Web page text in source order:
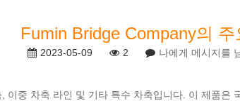
Fumin Bridge Company의 주
2023-05-09 2 나에게 메시지를
중 차축 라인 및 기타 특수 차축입니다. 이 제품